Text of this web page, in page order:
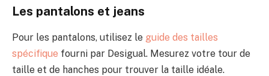
Les pantalons et jeans
Pour les pantalons, utilisez le guide des tailles
spécifique fourni par Desigual. Mesurez votre tour de
taille et de hanches pour trouver la taille idéale.